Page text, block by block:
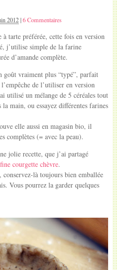
2012|6 Commentaires
tarte préférée, cette fois en version
j’utilise simple de la farine
d’amande complète.
goût vraiment plus “typé”, parfait
de l’utiliser en version
utilisé un mélange de 5 céréales tout
main, ou essayez différentes farines
elle aussi en magasin bio, il
complètes (= avec la peau).
jolie recette, que j’ai partagé
courgette chèvre.
là toujours bien emballée
Vous pourrez la garder quelques